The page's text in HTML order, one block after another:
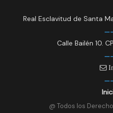
Real Esclavitud de Santa
Calle Bailén 10.
@ Todos los